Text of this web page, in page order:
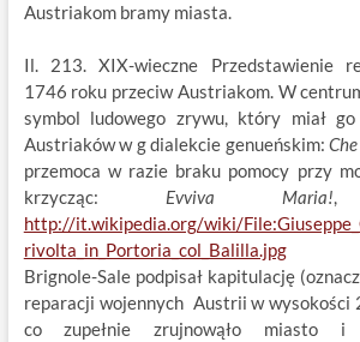
Austriakom bramy miasta.
Il. 213. XIX-wieczne Przedstawienie
1746 roku przeciw Austriakom. W
symbol ludowego zrywu, który miał
Austriaków w g dialekcie genueńskim:Che
przemoca w razie braku pomocy przy
krzycząc: Evviva Maria!,
http://it.wikipedia.org/wiki/
rivolta_in_Portoria_col_Balilla.jpg
Brignole-Sale podpisał kapitulację
reparacji wojennych Austrii w wysokości
co zupełnie zrujnowąło miasto i